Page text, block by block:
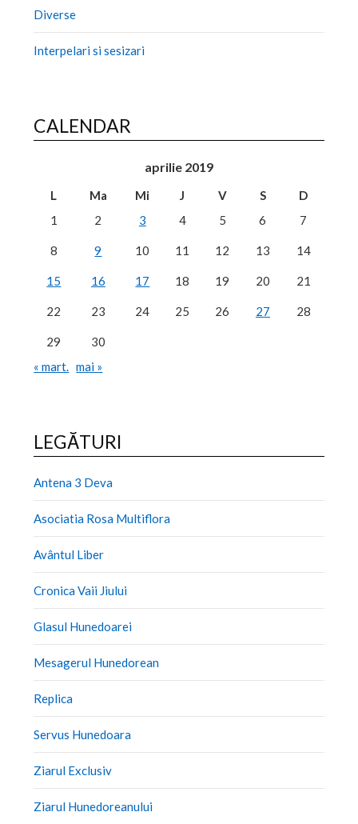
Diverse
Interpelari si sesizari
CALENDAR
aprilie 2019
L Ma Mi J V S
D
1
2 3 4 5 6 7
8 9 10 11 12 13 14
15 16 17 18 19 20 21
22 23 24 25 26 27 28
29
30
« mart. mai »
LEGĂTURI
Antena 3 Deva
Asociatia Rosa Multiflora
Avântul Liber
Cronica Vaii Jiului
Glasul Hunedoarei
Mesagerul Hunedorean
Replica
Servus Hunedoara
Ziarul Exclusiv
Ziarul Hunedoreanului